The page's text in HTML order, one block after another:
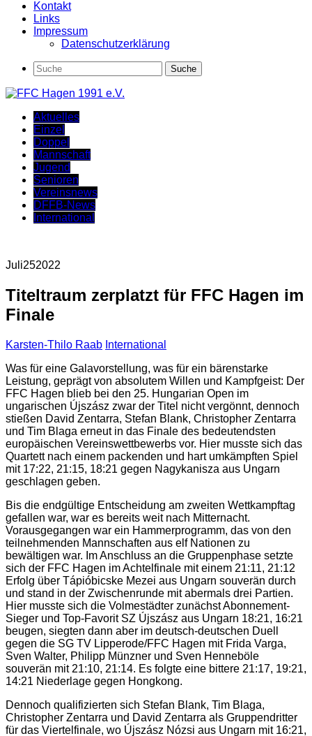
Kontakt
Links
Impressum
Datenschutzerklärung
Aktuelles
Einzel
Doppel
Mannschaft
Jugend
Senioren
Vereinsnews
DFFB-News
International
Juli252022
Titeltraum zerplatzt für FFC Hagen im
Finale
Karsten-Thilo Raab International
Was für eine Galavorstellung, was für ein bärenstarke
Leistung, geprägt von absolutem Willen und Kampfgeist: Der
FFC Hagen blieb bei den 25. Hungarian Open im
ungarischen Újszász zwar der Titel nicht vergönnt, dennoch
stießen David Zentarra, Stefan Blank, Christopher Zentarra
und Tim Blaga erneut in das Finale des bedeutendsten
europäischen Vereinswettbewerbs vor. Hier musste sich das
Quartett nach einem packenden und hart umkämpften Spiel
mit 17:22, 21:15, 18:21 gegen Nagykanisza aus Ungarn
geschlagen geben.
Bis die endgültige Entscheidung am zweiten Wettkampftag
gefallen war, war es bereits weit nach Mitternacht.
Vorausgegangen war ein Hammerprogramm, das von den
teilnehmenden Mannschaften aus elf Nationen zu
bewältigen war. Im Anschluss an die Gruppenphase setzte
sich der FFC Hagen im Achtelfinale mit einem 21:11, 21:12
Erfolg über Tápióbicske Mezei aus Ungarn souverän durch
und stand in der Zwischenrunde mit abermals drei Partien.
Hier musste sich die Volmestädter zunächst Abonnement-
Sieger und Top-Favorit SZ Újszász aus Ungarn 18:21, 16:21
beugen, siegten dann aber im deutsch-deutschen Duell
gegen die SG TV Lipperode/FFC Hagen mit Frida Varga,
Sven Walter, Philipp Münzner und Sven Henneböle
souverän mit 21:10, 21:14. Es folgte eine bittere 21:17, 19:21,
14:21 Niederlage gegen Hongkong.
Dennoch qualifizierten sich Stefan Blank, Tim Blaga,
Christopher Zentarra und David Zentarra als Gruppendritter
für das Viertelfinale, wo Újszász Nózsi aus Ungarn mit 16:21,